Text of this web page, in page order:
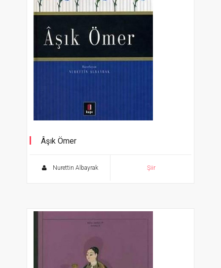
Âşık Ömer
Nurettin Albayrak Şiir